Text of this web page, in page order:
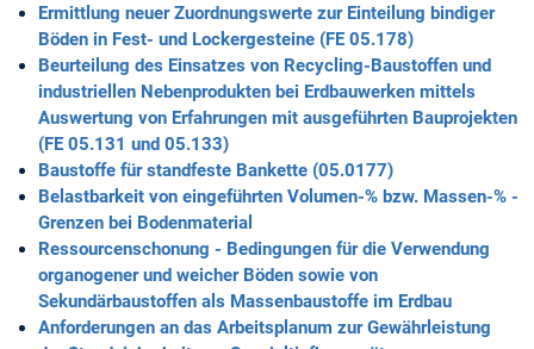
Ermittlung neuer Zuordnungswerte zur Einteilung bindiger
Böden in Fest- und Lockergesteine (FE 05.178)
Beurteilung des Einsatzes von Recycling-Baustoffen und
industriellen Nebenprodukten bei Erdbauwerken mittels
Auswertung von Erfahrungen mit ausgeführten Bauprojekten
(FE 05.131 und 05.133)
Baustoffe für standfeste Bankette (05.0177)
Belastbarkeit von eingeführten Volumen-% bzw. Massen-% -
Grenzen bei Bodenmaterial
Ressourcenschonung - Bedingungen für die Verwendung
organogener und weicher Böden sowie von
Sekundärbaustoffen als Massenbaustoffe im Erdbau
Anforderungen an das Arbeitsplanum zur Gewährleistung